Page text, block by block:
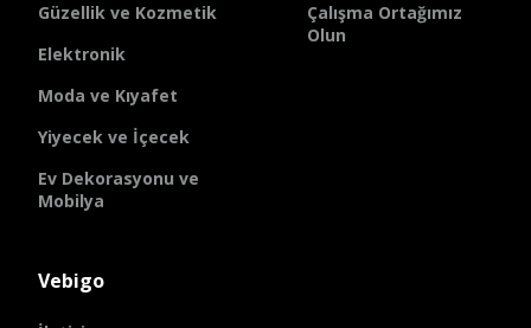
Güzellik ve Kozmetik
Elektronik
Moda ve Kıyafet
Yiyecek ve İçecek
Ev Dekorasyonu ve
Mobilya
Çalışma Ortağımız
Olun
Vebigo